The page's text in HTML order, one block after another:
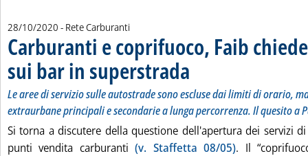
28/10/2020 - Rete Carburanti
Carburanti e coprifuoco, Faib
sui bar in superstrada
Le aree di servizio sulle autostrade sono escluse dai limiti di orario,
extraurbane principali e secondarie a lunga percorrenza. Il quesito a
Si torna a discutere della questione dell'apertura dei servizi
punti vendita carburanti(v. Staffetta 08/05). Il